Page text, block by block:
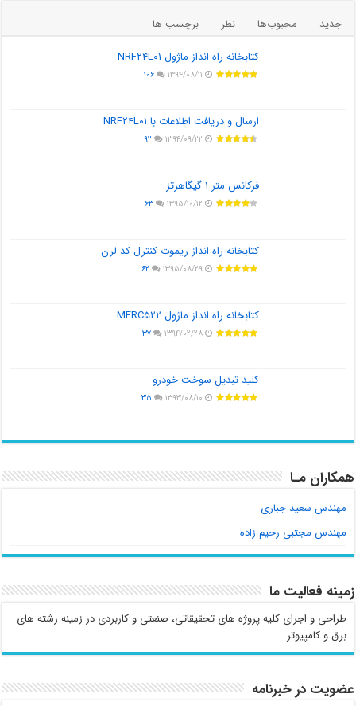
جدید محبوب‌ها نظر
برچسب ها
کتابخانه راه انداز ماژول NRF۲۴L۰۱
۱۳۹۴/۰۸/۱۱ ۱۰۶
ارسال و دریافت اطلاعات با NRF۲۴L۰۱
۱۳۹۴/۰۹/۲۲ ۹۲
فرکانس متر ۱ گیگاهرتز
۱۳۹۵/۱۰/۱۲ ۶۳
کتابخانه راه انداز ریموت کنترل کد لرن
۱۳۹۵/۰۸/۲۹ ۶۲
کتابخانه راه انداز ماژول MFRC۵۲۲
۱۳۹۴/۰۲/۲۸ ۳۷
کلید تبدیل سوخت خودرو
۱۳۹۳/۰۸/۱۰ ۳۵
همکاران مـا
مهندس سعید جباری
مهندس مجتبی رحیم زاده
زمینه فعالیت ما
طراحی و اجرای کلیه پروژه های تحقیقاتی، صنعتی و کاربردی در زمینه رشته های
برق و کامپیوتر
عضویت در خبرنامه